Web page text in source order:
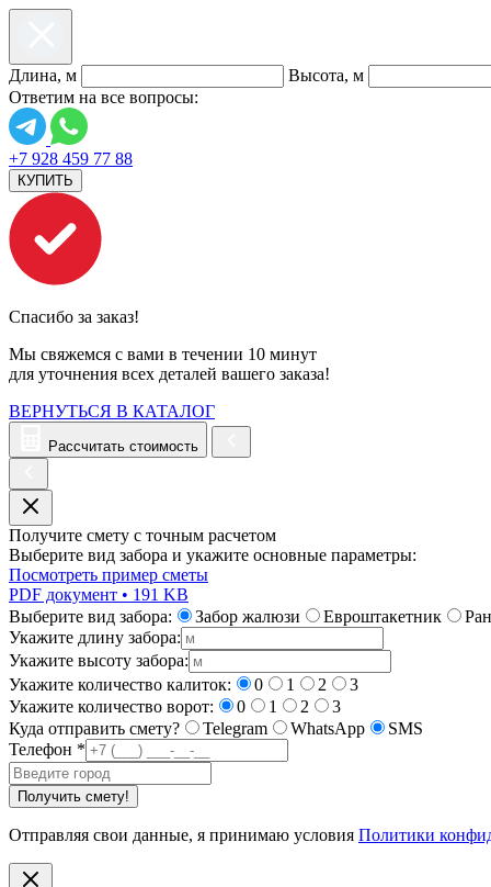
Длина, м Высота, м
Ответим на все вопросы:
+7 928 459 77 88
КУПИТЬ
Спасибо за заказ!
Мы свяжемся с вами в течении 10 минут
для уточнения всех деталей вашего заказа!
ВЕРНУТЬСЯ В КАТАЛОГ
Рассчитать стоимость
Получите смету с точным расчетом
Выберите вид забора и укажите основные параметры:
Посмотреть пример сметы
PDF документ • 191 KB
Выберите вид забора:
Забор жалюзи Евроштакетник
Укажите длину забора:
Укажите высоту забора:
Укажите количество калиток:
0 1 2
3
Укажите количество ворот:
0 1 2
3
Куда отправить смету?
Telegram WhatsApp
SMS
Телефон *
Получить смету!
Отправляя свои данные, я принимаю условия Политики